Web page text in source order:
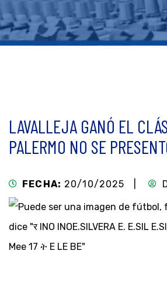
LAVALLEJA GANÓ EL
PALERMO NO SE
FECHA: 20/10/2025 |